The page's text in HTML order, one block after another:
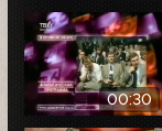
00:30